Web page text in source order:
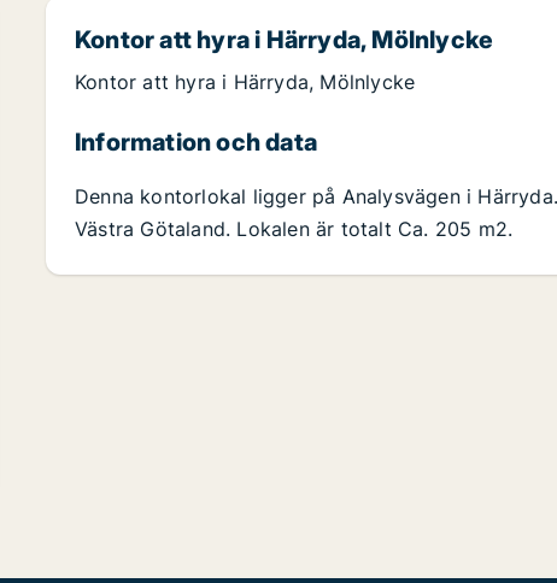
Kontor att hyra i Härryda, Mölnlycke
Kontor att hyra i Härryda, Mölnlycke
Information och data
Denna kontorlokal ligger på Analysvägen i
Västra Götaland. Lokalen är totalt Ca. 205 m2.